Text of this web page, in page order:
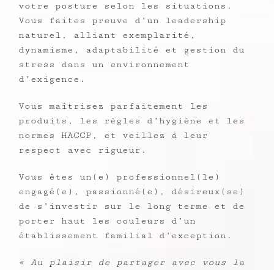
votre posture selon les situations.
Vous faites preuve d’un leadership
naturel, alliant exemplarité,
dynamisme, adaptabilité et gestion du
stress dans un environnement
d’exigence.
Vous maîtrisez parfaitement les
produits, les règles d’hygiène et les
normes HACCP, et veillez à leur
respect avec rigueur.
Vous êtes un(e) professionnel(le)
engagé(e), passionné(e), désireux(se)
de s’investir sur le long terme et de
porter haut les couleurs d’un
établissement familial d’exception.
« Au plaisir de partager avec vous la